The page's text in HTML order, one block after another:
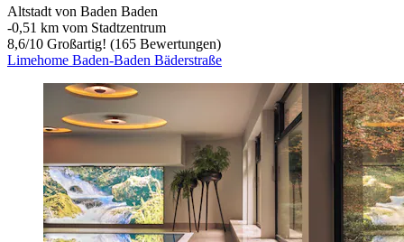
Altstadt von Baden Baden
‐0,51 km vom Stadtzentrum
8,6/10 Großartig! (165 Bewertungen)
Limehome Baden-Baden Bäderstraße